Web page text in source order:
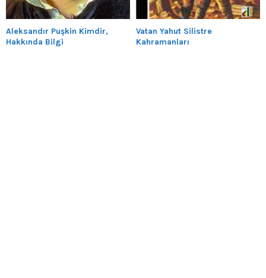
Aleksandır Puşkin Kimdir,
Hakkında Bilgi
Vatan Yahut Silistre
Kahramanları